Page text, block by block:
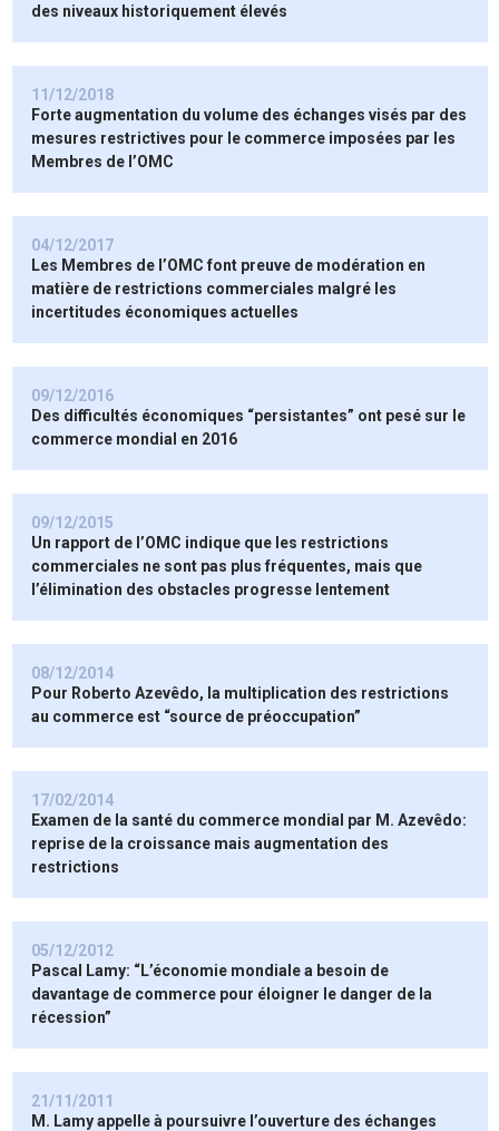
des niveaux historiquement élevés
11/12/2018
Forte augmentation du volume des échanges visés par des
mesures restrictives pour le commerce imposées par les
Membres de l’OMC
04/12/2017
Les Membres de l’OMC font preuve de modération en
matière de restrictions commerciales malgré les
incertitudes économiques actuelles
09/12/2016
Des difficultés économiques “persistantes” ont pesé sur le
commerce mondial en 2016
09/12/2015
Un rapport de l’OMC indique que les restrictions
commerciales ne sont pas plus fréquentes, mais que
l’élimination des obstacles progresse lentement
08/12/2014
Pour Roberto Azevêdo, la multiplication des restrictions
au commerce est “source de préoccupation”
17/02/2014
Examen de la santé du commerce mondial par M. Azevêdo:
reprise de la croissance mais augmentation des
restrictions
05/12/2012
Pascal Lamy: “L’économie mondiale a besoin de
davantage de commerce pour éloigner le danger de la
récession”
21/11/2011
M. Lamy appelle à poursuivre l’ouverture des échanges